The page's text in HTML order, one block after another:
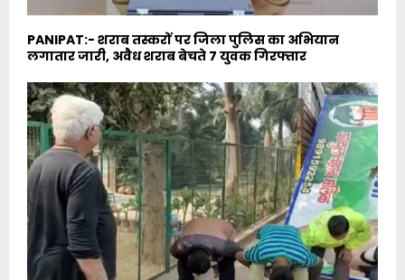
PANIPAT:- शराब तस्करों पर जिला पुलिस का अभियान
लगातार जारी, अवैध शराब बेचते 7 युवक गिरफ्तार